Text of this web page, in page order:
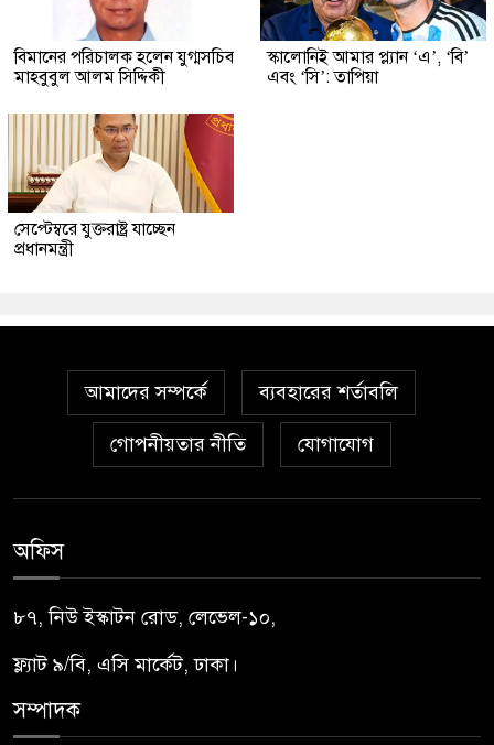
বিমানের পরিচালক হলেন যুগ্মসচিব
মাহবুবুল আলম সিদ্দিকী
স্কালোনিই আমার প্ল্যান ‘এ’, ‘বি’
এবং ‘সি’: তাপিয়া
সেপ্টেম্বরে যুক্তরাষ্ট্র যাচ্ছেন
প্রধানমন্ত্রী
আমাদের সম্পর্কে ব্যবহারের শর্তাবলি
গোপনীয়তার নীতি যোগাযোগ
অফিস
৮৭, নিউ ইস্কাটন রোড, লেভেল-১০,
ফ্ল্যাট ৯/বি, এসি মার্কেট, ঢাকা।
সম্পাদক